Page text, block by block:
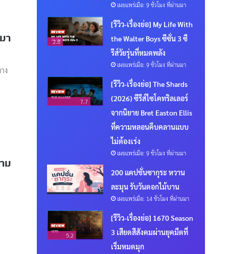
า
ง
ม
เผยแพร่เมื่อ: 9 ชั่วโมง ที่ผ่านมา
2.8
[รีวิว-เรื่องย่อ] My Life With
the Walter Boys ซีซั่น 3 ซี
รีส์วัยรุ่นที่หมดพลัง
เผยแพร่เมื่อ: 9 ชั่วโมง ที่ผ่านมา
7.7
[รีวิว-เรื่องย่อ] The Shards
(2026) ซีรีส์ไซโคทริลเลอร์
จากนิยาย Bret Easton Ellis
ที่ความหลอนคืบคลานแบบ
ไม่ต้องเร่ง
เผยแพร่เมื่อ: 9 ชั่วโมง ที่ผ่านมา
200 แคปชั่นซากุระ หวาน
ละมุน รับวันดอกไม้บาน
เผยแพร่เมื่อ: 14 ชั่วโมง ที่ผ่านมา
5.2
[รีวิว-เรื่องย่อ] 1670 Season
3 เสียดสีสังคมผ่านยุคมืดที่
เริ่มหมดมุก